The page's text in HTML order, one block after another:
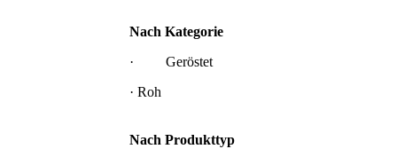
Nach Kategorie
· Geröstet
· Roh
Nach Produkttyp